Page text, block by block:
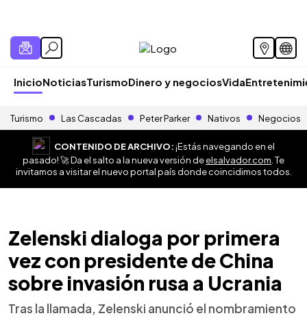
InicioNoticiasTurismoDinero y negociosVida
Turismo Las Cascadas Peter Parker Nativos Negocios
CONTENIDO DE ARCHIVO:¡Estás navegando en el
pasado! 🚀 Da el salto a la nueva versión deelsalvador.com . Te
invitamos a visitar el nuevo portal país donde coincidimos todos.
Zelenski dialoga por primera
vez con presidente de China
sobre invasión rusa a Ucrania
Tras la llamada, Zelenski anunció el nombramiento